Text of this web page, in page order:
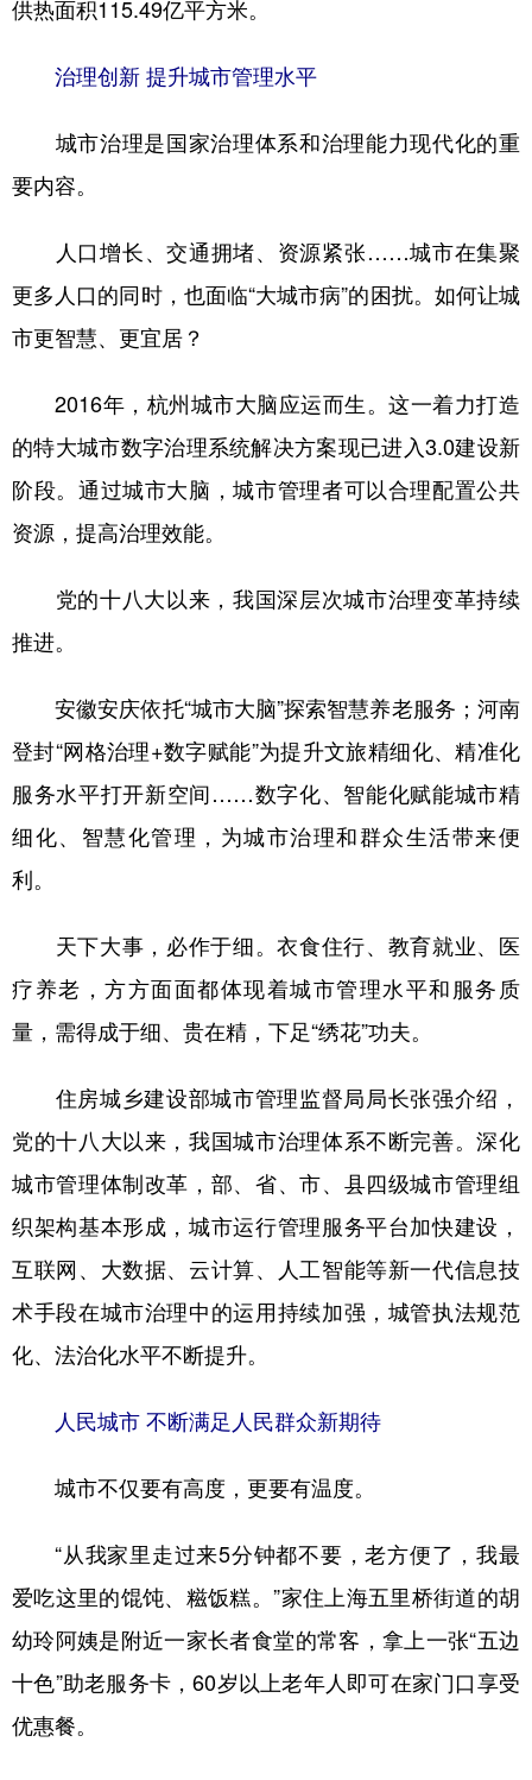
供热面积115.49亿平方米。
治理创新 提升城市管理水平
城市治理是国家治理体系和治理能力现代化的重
要内容。
人口增长、交通拥堵、资源紧张……城市在集聚
更多人口的同时，也面临“大城市病”的困扰。如何让城
市更智慧、更宜居？
2016年，杭州城市大脑应运而生。这一着力打造
的特大城市数字治理系统解决方案现已进入3.0建设新
阶段。通过城市大脑，城市管理者可以合理配置公共
资源，提高治理效能。
党的十八大以来，我国深层次城市治理变革持续
推进。
安徽安庆依托“城市大脑”探索智慧养老服务；河南
登封“网格治理+数字赋能”为提升文旅精细化、精准化
服务水平打开新空间……数字化、智能化赋能城市精
细化、智慧化管理，为城市治理和群众生活带来便
利。
天下大事，必作于细。衣食住行、教育就业、医
疗养老，方方面面都体现着城市管理水平和服务质
量，需得成于细、贵在精，下足“绣花”功夫。
住房城乡建设部城市管理监督局局长张强介绍，
党的十八大以来，我国城市治理体系不断完善。深化
城市管理体制改革，部、省、市、县四级城市管理组
织架构基本形成，城市运行管理服务平台加快建设，
互联网、大数据、云计算、人工智能等新一代信息技
术手段在城市治理中的运用持续加强，城管执法规范
化、法治化水平不断提升。
人民城市 不断满足人民群众新期待
城市不仅要有高度，更要有温度。
“从我家里走过来5分钟都不要，老方便了，我最
爱吃这里的馄饨、糍饭糕。”家住上海五里桥街道的胡
幼玲阿姨是附近一家长者食堂的常客，拿上一张“五边
十色”助老服务卡，60岁以上老年人即可在家门口享受
优惠餐。